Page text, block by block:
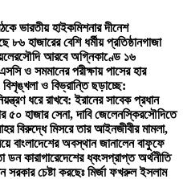
ভারতীয় হাইকমিশনার দীনেশ
হাজারের বেশি ধর্মীয় প্রতিষ্ঠানগাজা
সৌদি আরবে অগ্নিকাণ্ডে ১৬
ও সমমানের পরীক্ষায় পাসের হার
ও বিভ্রান্তি ছড়াচ্ছে:
ধরে রাখবে: ইরানের সাবেক প্রধান
৫০ হাজার সেনা, দাবি জেলেনস্কিরসৌদিতে
বিরুদ্ধে মিসরে তার আইনজীবীর মামলা,
বাংলাদেশের অবস্থান জানালেন বাফুফে
ডন কারাগারেদেশের ধ্বংসপ্রাপ্ত অর্থনীতি
সরকার চেষ্টা করছেঃ মির্জা ফখরুল ইসলাম